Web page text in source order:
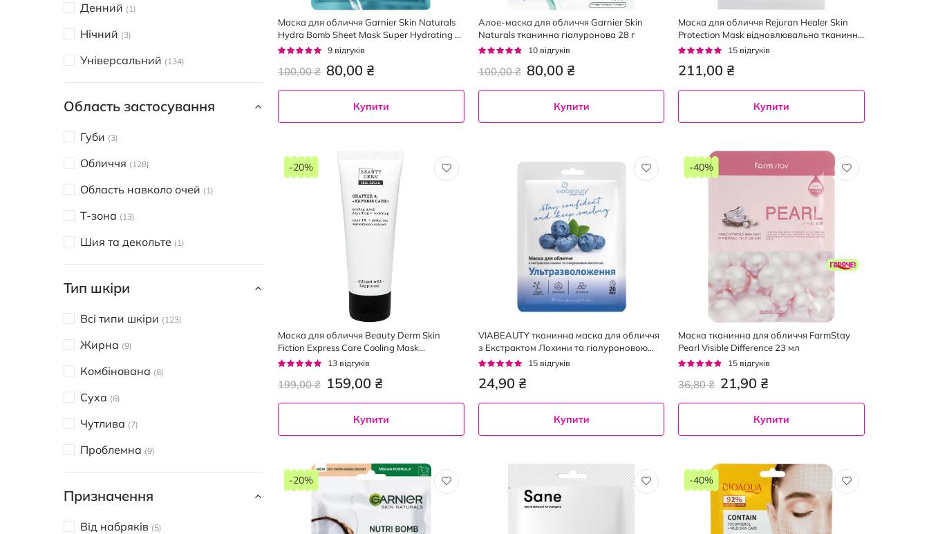
Маска для обличчя Garnier Skin Naturals
Hydra Bomb Sheet Mask Super Hydrating +
Replumping тканинна 28 г
Рейтинг:
9 відгуків
80,00 ₴
100,00 ₴
Купити
Алое-маска для обличчя Garnier Skin
Naturals тканинна гіалуронова 28 г
Рейтинг:
10 відгуків
80,00 ₴
100,00 ₴
Купити
Маска для обличчя Rejuran Healer Skin
Protection Mask відновлювальна тканинна
27 мл
Рейтинг:
15 відгуків
211,00 ₴
Купити
Маска для обличчя Beauty Derm Skin
Fiction Express Care Cooling Mask
оxoлоджувальна з цинком та зеленим
Рейтинг:
13 відгуків
159,00 ₴
199,00 ₴
-20%
Купити
VIABEAUTY тканинна маска для обличчя
з Екстрактом Лохини та гіалуроновою
кислолтою "Ультразволоження", 25 г
Рейтинг:
15 відгуків
24,90 ₴
Купити
Маска тканинна для обличчя FarmStay
Pearl Visible Difference 23 мл
Рейтинг:
15 відгуків
21,90 ₴
36,80 ₴
-40%
Купити
-20% -40%
Skin1004 3
Beauty Derm
Bielenda 3
ELEN cosmetics 7
Elizavecca
IMAGES 2
Jigott 5
Joko Blend
JOMTAM 1
Revuele
URIAGE 1
VEZE 1
Via Beauty 14
BIOTEN
Eshumi 3
Денний 1
Нічний 3
Універсальний 134
Область застосування
Губи 3
Обличчя 128
Область навколо очей 1
Т-зона 13
Шия та декольте 1
Тип шкіри
Всі типи шкіри 123
Жирна 9
Комбінована 8
Суха 6
Чутлива 7
Проблемна 9
Призначення
Від набряків 5